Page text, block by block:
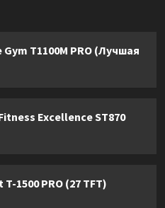
T1100M PRO (Лучшая
Excellence ST870
1500 PRO (27 TFT)